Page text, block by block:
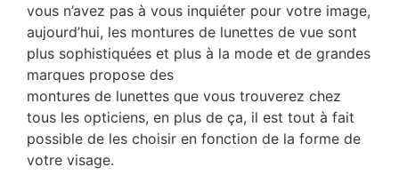
vous n’avez pas à vous inquiéter pour votre image,
aujourd’hui, les montures de lunettes de vue sont
plus sophistiquées et plus à la mode et de grandes
marques propose des
montures de lunettes que vous trouverez chez
tous les opticiens, en plus de ça, il est tout à fait
possible de les choisir en fonction de la forme de
votre visage.